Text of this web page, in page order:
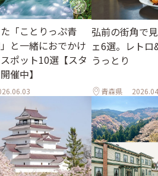
「ことりっぷ青
と一緒におでかけ
ポット10選【スタ
催中】
弘前の街角で
ェ6選。レト
うっとり
青森県